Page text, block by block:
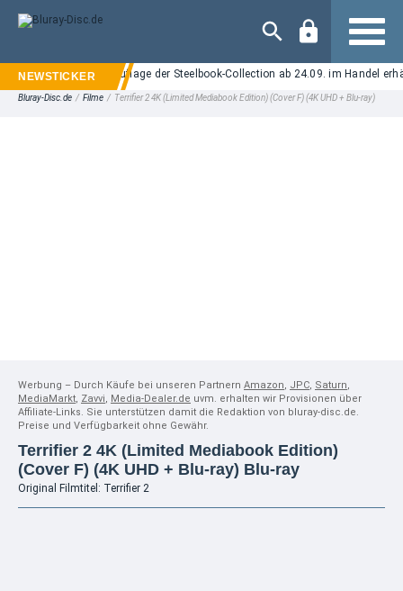
Navigation
Blu-ray: Neuauflage der Steelbook-Collection ab 24.09. im Handel
Bluray-Disc.de / Filme / Terrifier 2 4K (Limited Mediabook Edition) (Cover F) (4K UHD + Blu-ray)
Werbung – Durch Käufe bei unseren Partnern Amazon, JPC, Saturn,
MediaMarkt, Zavvi, Media-Dealer.de uvm. erhalten wir Provisionen über
Affiliate-Links. Sie unterstützen damit die Redaktion von bluray-disc.de.
Preise und Verfügbarkeit ohne Gewähr.
Terrifier 2 4K (Limited Mediabook Edition)
(Cover F) (4K UHD + Blu-ray) Blu-ray
Original Filmtitel: Terrifier 2